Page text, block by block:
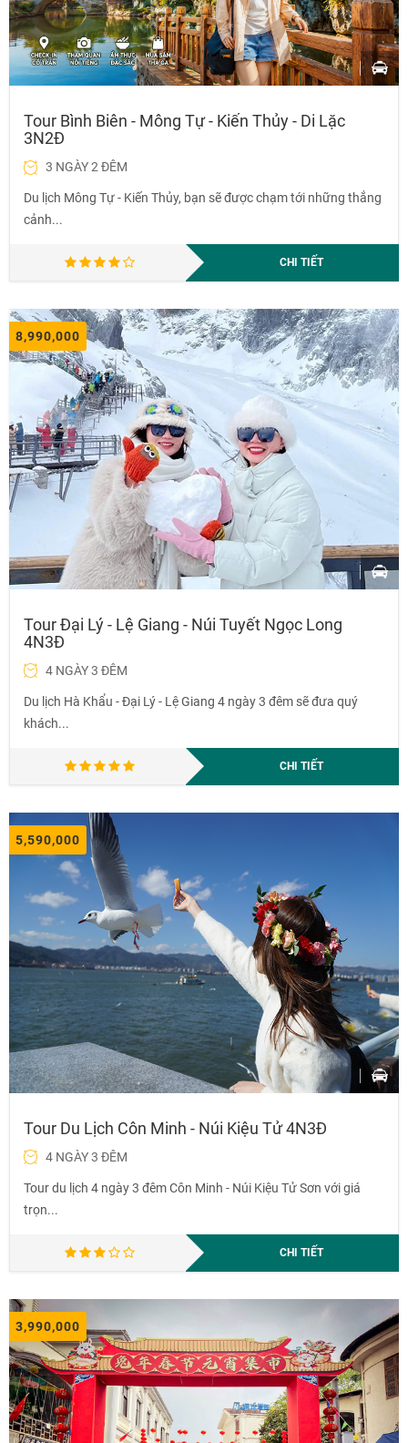
Tour Bình Biên - Mông Tự - Kiến Thủy - Di Lặc
3N2Đ
3 NGÀY 2 ĐÊM
Du lịch Mông Tự - Kiến Thủy, bạn sẽ được chạm tới những thắng
cảnh...
CHI TIẾT
8,990,000
Tour Đại Lý - Lệ Giang - Núi Tuyết Ngọc Long
4N3Đ
4 NGÀY 3 ĐÊM
Du lịch Hà Khẩu - Đại Lý - Lệ Giang 4 ngày 3 đêm sẽ đưa quý
khách...
CHI TIẾT
5,590,000
Tour Du Lịch Côn Minh - Núi Kiệu Tử 4N3Đ
4 NGÀY 3 ĐÊM
Tour du lịch 4 ngày 3 đêm Côn Minh - Núi Kiệu Tử Sơn với giá
trọn...
CHI TIẾT
3,990,000